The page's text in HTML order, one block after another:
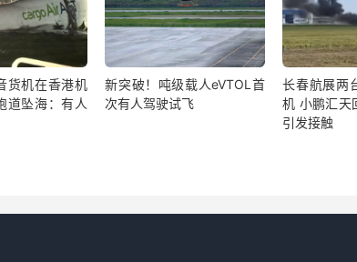
货机在香港机
道坠海：有人
新突破！吨级载人eVTOL首
次有人驾驶试飞
长春航展两
机 小鹏汇天
引发接触